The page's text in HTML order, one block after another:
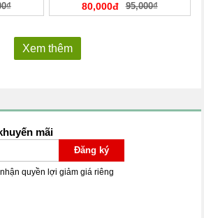
80,000đ 95,000₫
Xem thêm
mãi
Đăng ký
quyền lợi giảm giá riêng